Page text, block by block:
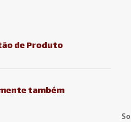
de Produto
também